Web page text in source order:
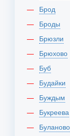
Брод
Броды
Брюзли
Брюхово
Буб
Будайки
Буждым
Букреева
Буланово